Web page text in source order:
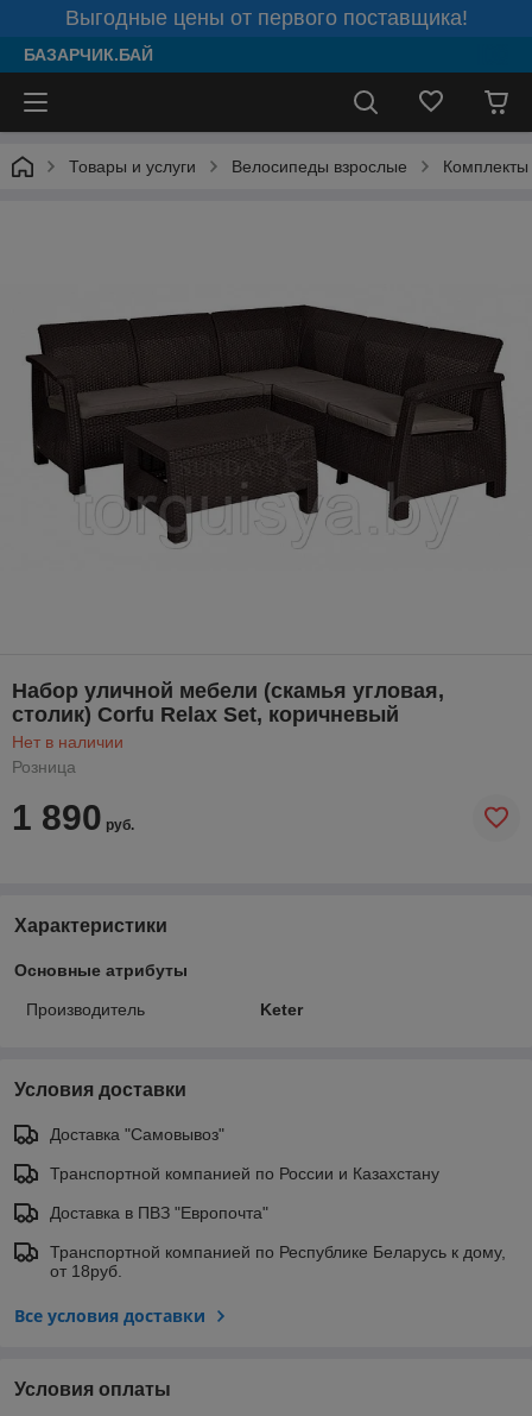
Выгодные цены от первого поставщика!
БАЗАРЧИК.БАЙ
Товары и услуги Велосипеды взрослые
Набор уличной мебели (скамья угловая,
столик) Сorfu Relax Set, коричневый
Нет в наличии
Розница
1 890 руб.
Характеристики
Основные атрибуты
Производитель Keter
Условия доставки
Доставка "Самовывоз"
Транспортной компанией по России и Казахстану
Доставка в ПВЗ "Европочта"
Транспортной компанией по Республике Беларусь к дому,
от 18руб.
Все условия доставки
Условия оплаты